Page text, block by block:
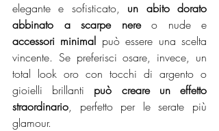
elegante e sofisticato, un abito dorato
abbinato a scarpe nere
accessori minimal può essere una scelta
vincente. Se preferisci osare, invece, un
total look oro con tocchi di argento o
gioielli brillanti può creare un effetto
straordinario, perfetto per le serate più
glamour.